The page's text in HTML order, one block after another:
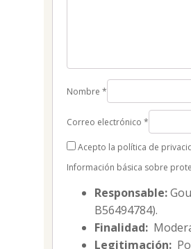
Nombre *
Correo electrónico *
Acepto la política de
Información básica sobre
Responsable:
B56494784).
Finalidad:
Legitimación: